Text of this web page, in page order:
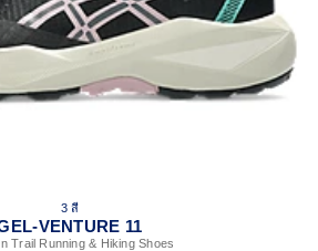
3 สี
VENTURE 11
Trail Running & Hiking Shoes